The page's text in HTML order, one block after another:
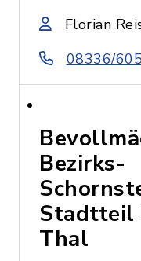
Florian
08336/
Bezirks-
Stadtteil
Thal